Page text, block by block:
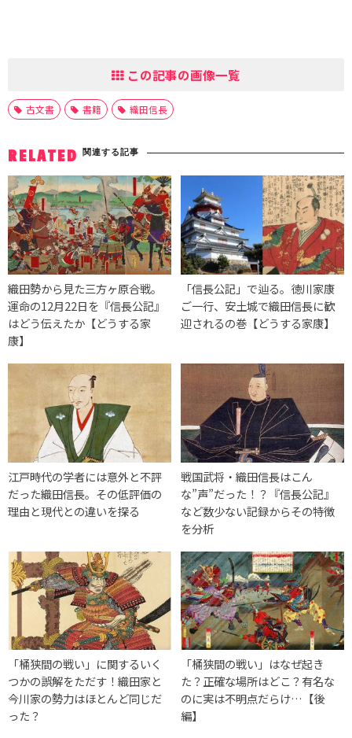
この記事の画像一覧
古文書 書籍 織田信長
RELATED 関連する記事
織田勢から見た三方ヶ原合戦。
運命の12月22日を『信長公記』
はどう伝えたか【どうする家
康】
「信長公記」で辿る。徳川家康
ご一行、安土城で織田信長に歓
迎されるの巻【どうする家康】
江戸時代の学者には意外と不評
だった織田信長。その低評価の
理由と現代との違いを探る
戦国武将・織田信長はこん
な”声”だった！？『信長公記』
など数少ない記録からその特徴
を分析
「桶狭間の戦い」に関するいく
つかの誤解をただす！織田家と
今川家の勢力はほとんど同じだ
った？
「桶狭間の戦い」はなぜ起き
た？正確な場所はどこ？有名な
のに実は不明点だらけ…【後
編】